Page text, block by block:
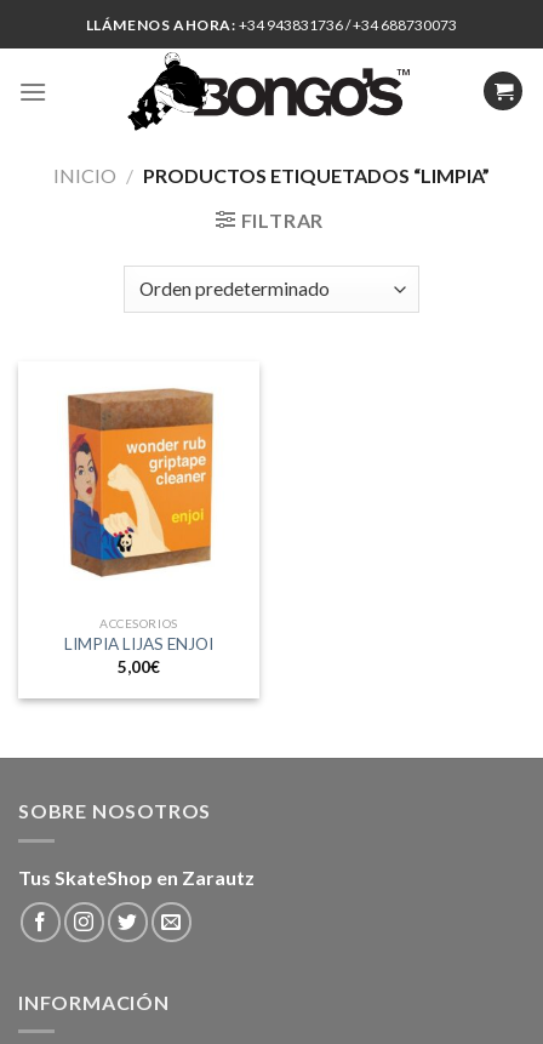
to
LLÁMENOS AHORA:+34 943831736 / +34 688730073
INICIO / PRODUCTOS ETIQUETADOS “LIMPIA”
FILTRAR
ACCESORIOS
LIMPIA LIJAS ENJOI
5,00€
SOBRE NOSOTROS
Tus SkateShop en Zarautz
INFORMACIÓN